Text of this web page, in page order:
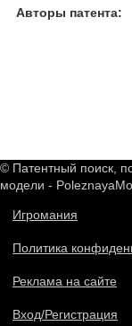
Авторы патента:
© Патентный поиск,
модели -
Игромания
Политика
Реклама на сайте
Вход/Регистрация